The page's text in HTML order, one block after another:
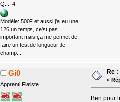
Q.I.: 4
Modèle: 500F et aussi j'ai eu une
126 un temps, ce'st pas
important mais ça me permet de
faire un test de longueur de
champ...
Gi0
Apprenti Fiatiste
Re :
«
Ben pour